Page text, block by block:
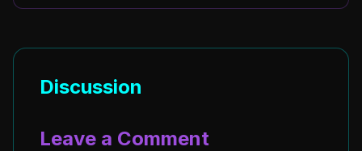
Discussion
Leave a Comment